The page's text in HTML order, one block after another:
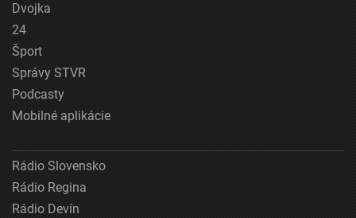
Dvojka
24
Šport
Správy STVR
Podcasty
Mobilné aplikácie
Rádio Slovensko
Rádio Regina
Rádio Devín